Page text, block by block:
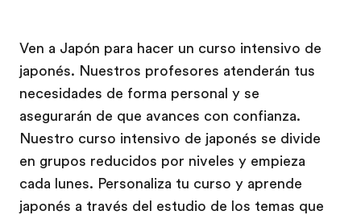
Ven a Japón para hacer un curso intensivo de
japonés. Nuestros profesores atenderán tus
necesidades de forma personal y se
asegurarán de que avances con confianza.
Nuestro curso intensivo de japonés se divide
en grupos reducidos por niveles y empieza
cada lunes. Personaliza tu curso y aprende
japonés a través del estudio de los temas que